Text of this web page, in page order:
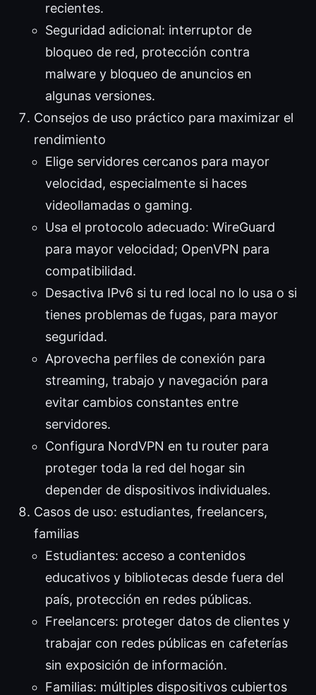
recientes.
Seguridad adicional: interruptor de
bloqueo de red, protección contra
malware y bloqueo de anuncios en
algunas versiones.
Consejos de uso práctico para maximizar el
rendimiento
Elige servidores cercanos para mayor
velocidad, especialmente si haces
videollamadas o gaming.
Usa el protocolo adecuado: WireGuard
para mayor velocidad; OpenVPN para
compatibilidad.
Desactiva IPv6 si tu red local no lo usa o si
tienes problemas de fugas, para mayor
seguridad.
Aprovecha perfiles de conexión para
streaming, trabajo y navegación para
evitar cambios constantes entre
servidores.
Configura NordVPN en tu router para
proteger toda la red del hogar sin
depender de dispositivos individuales.
Casos de uso: estudiantes, freelancers,
familias
Estudiantes: acceso a contenidos
educativos y bibliotecas desde fuera del
país, protección en redes públicas.
Freelancers: proteger datos de clientes y
trabajar con redes públicas en cafeterías
sin exposición de información.
Familias: múltiples dispositivos cubiertos